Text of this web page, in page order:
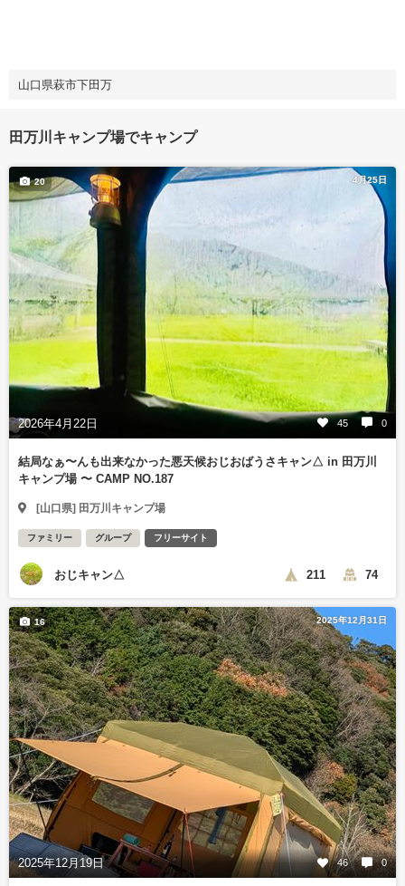
山口県萩市下田万
田万川キャンプ場でキャンプ
4月25日
2026年4月22日 45 0
20
結局なぁ〜んも出来なかった悪天候おじおばうさキャン△ in 田万川
キャンプ場 〜 CAMP NO.187
[山口県] 田万川キャンプ場
ファミリー グループ フリーサイト
おじキャン△ 211 74
2025年12月31日
2025年12月19日 46 0
16